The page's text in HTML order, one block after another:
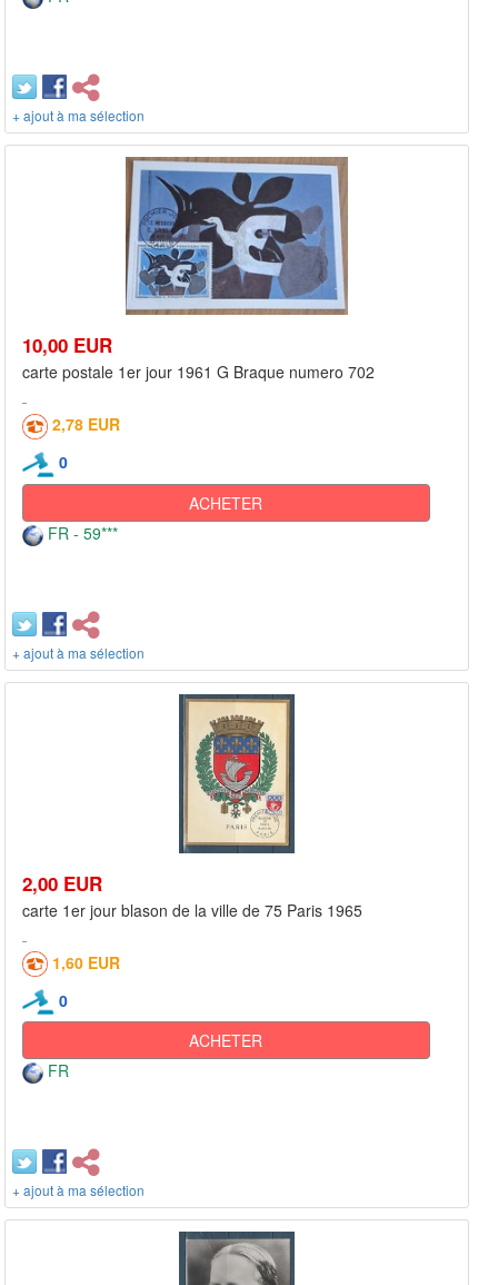
+ ajout à ma sélection
10,00 EUR
carte postale 1er jour 1961 G Braque numero 702
2,78 EUR
0
ACHETER
FR - 59***
+ ajout à ma sélection
2,00 EUR
carte 1er jour blason de la ville de 75 Paris 1965
1,60 EUR
0
ACHETER
FR
+ ajout à ma sélection